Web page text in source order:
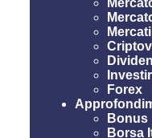
Forex
Bonus
Borsa